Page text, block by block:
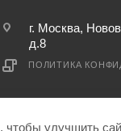
г. Москва,
д.8
ПОЛИТИКА
, чтобы улучшить